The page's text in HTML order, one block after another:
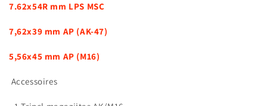
7.62x54R mm LPS MSC
7,62x39 mm AP (AK-47)
5,56x45 mm AP (M16)
Accessoires